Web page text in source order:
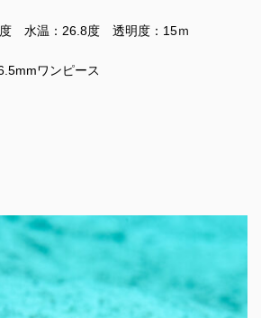
水温：26.8度 透明度：15ｍ
ワンピース